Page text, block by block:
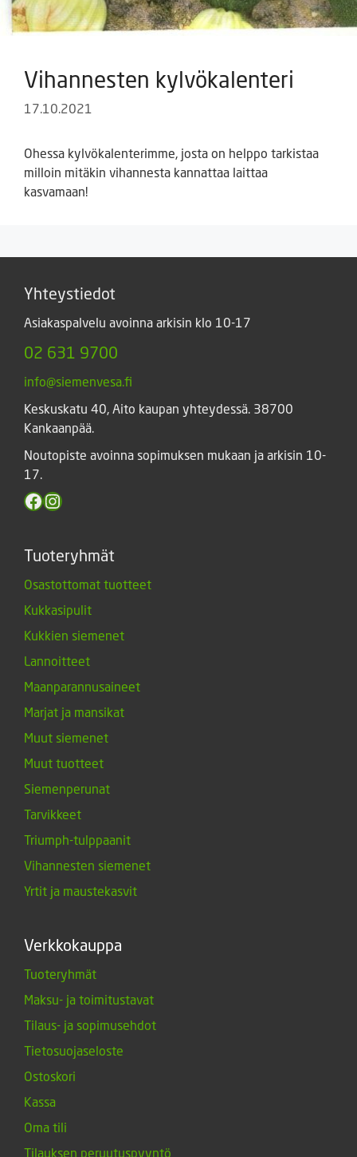
Vihannesten kylvökalenteri
17.10.2021
Ohessa kylvökalenterimme, josta on helppo tarkistaa
milloin mitäkin vihannesta kannattaa laittaa
kasvamaan!
Yhteystiedot
Asiakaspalvelu avoinna arkisin klo 10-17
02 631 9700
info@siemenvesa.fi
Keskuskatu 40, Aito kaupan yhteydessä. 38700
Kankaanpää.
Noutopiste avoinna sopimuksen mukaan ja arkisin 10-
17.
Facebook
Instagram
Tuoteryhmät
Osastottomat tuotteet
Kukkasipulit
Kukkien siemenet
Lannoitteet
Maanparannusaineet
Marjat ja mansikat
Muut siemenet
Muut tuotteet
Siemenperunat
Tarvikkeet
Triumph-tulppaanit
Vihannesten siemenet
Yrtit ja maustekasvit
Verkkokauppa
Tuoteryhmät
Maksu- ja toimitustavat
Tilaus- ja sopimusehdot
Tietosuojaseloste
Ostoskori
Kassa
Oma tili
Tilauksen peruutuspyyntö